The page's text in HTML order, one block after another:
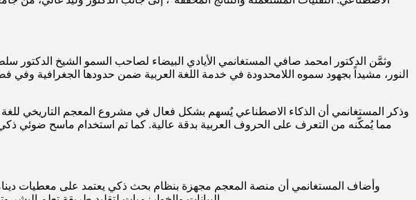
وثمَّن الدكتور امحمد صافي المستغانمي الأيادي البيضاء لصاحب السمو الشيخ
النور، مشيداً بجهود سموه اللامحدودة في خدمة اللغة العربية ضمن حدودها الجغرافية
وذكر المستغانمي أن الذكاء الاصطناعي يُسهم بشكل فعال في مشروع المعجم التاريخي للغة
وأضاف المستغانمي أن منصة المعجم مجهزة بنظام بحث ذكي يعتمد على معطيات